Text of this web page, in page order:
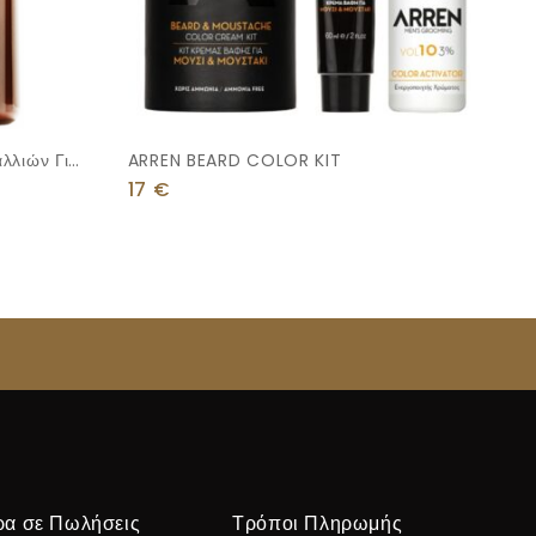
Για
ARREN BEARD COLOR KIT
17 €
σε Πωλήσεις Τρόποι Πληρωμής